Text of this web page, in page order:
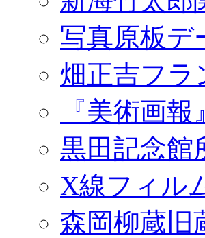
写真原板デ
畑正吉フラ
『美術画
黒田記念館
X線フィル
森岡柳蔵旧